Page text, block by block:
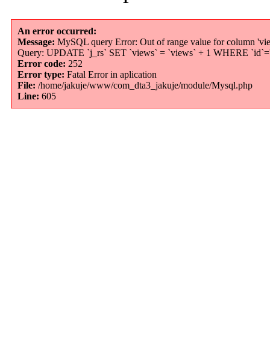
An error occurred:
Message: MySQL query Error: Out of range value for column
Query: UPDATE `j_rs` SET `views` = `views` + 1 WHERE
Error code: 252
Error type: Fatal Error in aplication
File: /home/jakuje/www/com_dta3_jakuje/module/Mysql.php
Line: 605